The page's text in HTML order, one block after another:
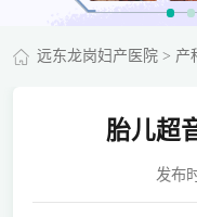
远东龙岗妇产医院> 产
胎儿超
发布